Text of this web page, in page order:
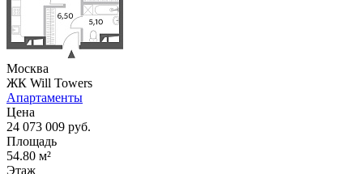
Москва
ЖК Will Towers
Апартаменты
Цена
24 073 009 руб.
Площадь
54.80 м²
Этаж